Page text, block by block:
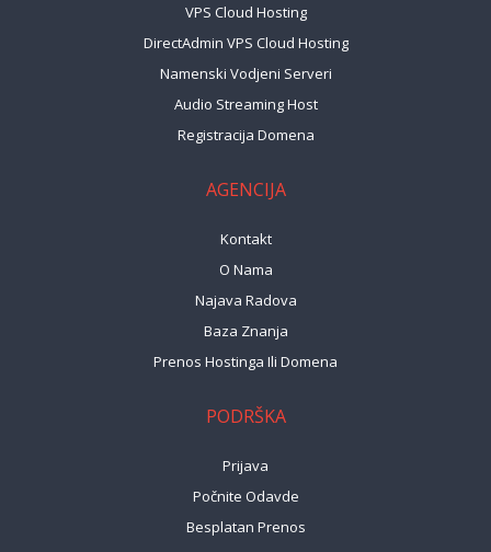
VPS Cloud Hosting
DirectAdmin VPS Cloud Hosting
Namenski Vodjeni Serveri
Audio Streaming Host
Registracija Domena
AGENCIJA
Kontakt
O Nama
Najava Radova
Baza Znanja
Prenos Hostinga Ili Domena
PODRŠKA
Prijava
Počnite Odavde
Besplatan Prenos